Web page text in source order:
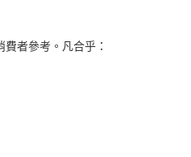
者參考。凡合乎：